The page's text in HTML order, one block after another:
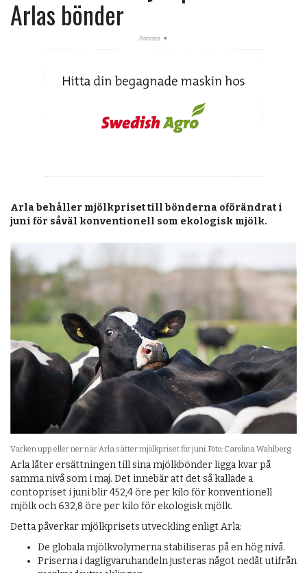
Veckans nyheter
TJÄNSTER
JOBB
PRENUMERERA
OM OSS
Arlas bönder
Arla behåller mjölkpriset till bönderna oförändrat i
juni för såväl konventionell som ekologisk mjölk.
Varken upp eller ner när Arla sätter mjölkpriset för juni. Foto: Carolina Wahlberg
Arla låter ersättningen till sina mjölkbönder ligga kvar på
samma nivå som i maj. Det innebär att det så kallade a
contopriset i juni blir 452,4 öre per kilo för konventionell
mjölk och 632,8 öre per kilo för ekologisk mjölk.
Detta påverkar mjölkprisets utveckling enligt Arla:
De globala mjölkvolymerna stabiliseras på en hög nivå.
Priserna i dagligvaruhandeln justeras något nedåt utifrån